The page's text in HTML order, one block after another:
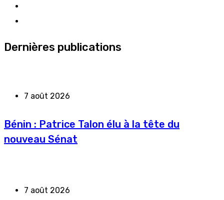
Dernières publications
7 août 2026
Bénin : Patrice Talon élu à la tête du
nouveau Sénat
7 août 2026